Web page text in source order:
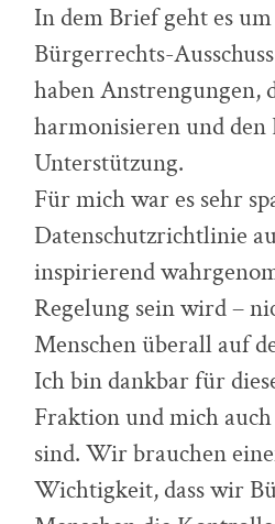
In dem Brief geht es
Bürgerrechts-
haben Anstrengungen,
harmonisieren und den
Unterstützung.
Für mich war es sehr
Datenschutzrichtlinie
inspirierend
Regelung sein wird –
Menschen überall auf
Ich bin dankbar für
Fraktion und mich
sind. Wir brauchen
Wichtigkeit, dass wir